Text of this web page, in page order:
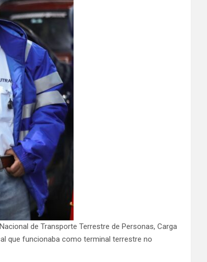
de Transporte Terrestre de Personas, Carga
que funcionaba como terminal terrestre no